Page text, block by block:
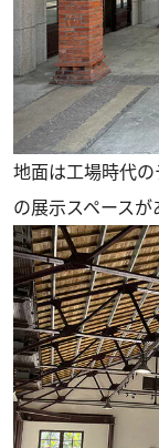
地面は工場時代
の展示スペースが